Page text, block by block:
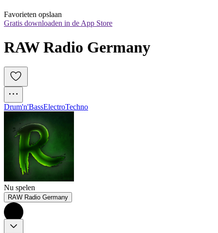
Favorieten opslaan
Gratis downloaden in de App Store
RAW Radio Germany
Drum'n'BassElectroTechno
Nu spelen
RAW Radio Germany